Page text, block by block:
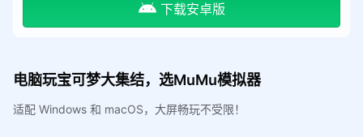
下载安卓版
电脑玩宝可梦大集结，选MuMu模拟器
适配 Windows 和 macOS，大屏畅玩不受限！